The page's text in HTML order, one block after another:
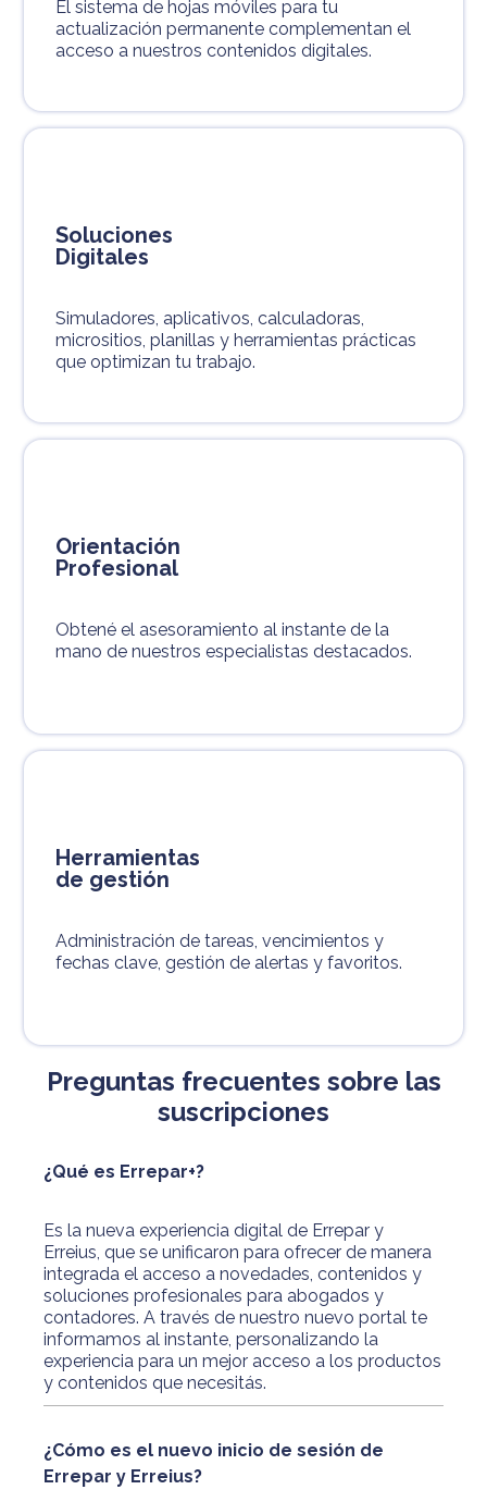
El sistema de hojas móviles para tu
actualización permanente complementan el
acceso a nuestros contenidos digitales.
Soluciones
Digitales
Simuladores, aplicativos, calculadoras,
micrositios, planillas y herramientas prácticas
que optimizan tu trabajo.
Orientación
Profesional
Obtené el asesoramiento al instante de la
mano de nuestros especialistas destacados.
Herramientas
de gestión
Administración de tareas, vencimientos y
fechas clave, gestión de alertas y favoritos.
Preguntas frecuentes sobre las
suscripciones
¿Qué es Errepar+?
Es la nueva experiencia digital de Errepar y
Erreius, que se unificaron para ofrecer de manera
integrada el acceso a novedades, contenidos y
soluciones profesionales para abogados y
contadores. A través de nuestro nuevo portal te
informamos al instante, personalizando la
experiencia para un mejor acceso a los productos
y contenidos que necesitás.
¿Cómo es el nuevo inicio de sesión de
Errepar y Erreius?